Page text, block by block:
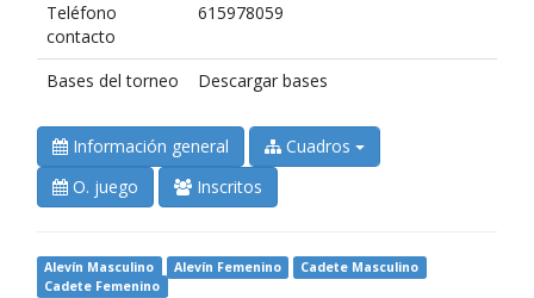
Teléfono
contacto
615978059
Bases del torneo Descargar bases
Información general
Cuadros
O. juego
Inscritos
Alevín Masculino Alevín Femenino
Cadete Masculino
Cadete Femenino